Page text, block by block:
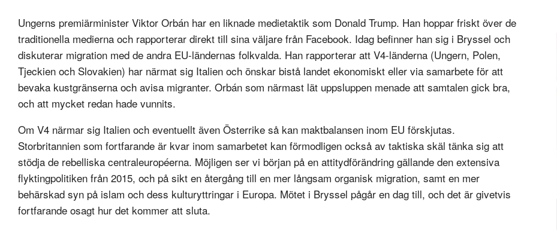
Ungerns premiärminister Viktor Orbán har en liknade medietaktik som Donald Trump. Han hoppar friskt över de
traditionella medierna och rapporterar direkt till sina väljare från Facebook. Idag befinner han sig i Bryssel och
diskuterar migration med de andra EU-ländernas folkvalda. Han rapporterar att V4-länderna (Ungern, Polen,
Tjeckien och Slovakien) har närmat sig Italien och önskar bistå landet ekonomiskt eller via samarbete för att
bevaka kustgränserna och avisa migranter. Orbán som närmast lät uppsluppen menade att samtalen gick bra,
och att mycket redan hade vunnits.
Om V4 närmar sig Italien och eventuellt även Österrike så kan maktbalansen inom EU förskjutas.
Storbritannien som fortfarande är kvar inom samarbetet kan förmodligen också av taktiska skäl tänka sig att
stödja de rebelliska centraleuropéerna. Möjligen ser vi början på en attitydförändring gällande den extensiva
flyktingpolitiken från 2015, och på sikt en återgång till en mer långsam organisk migration, samt en mer
behärskad syn på islam och dess kulturyttringar i Europa. Mötet i Bryssel pågår en dag till, och det är givetvis
fortfarande osagt hur det kommer att sluta.